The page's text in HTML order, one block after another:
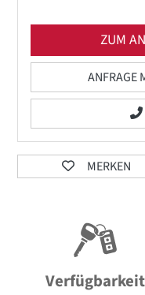
ZUM
ANFRAGE
MERKEN
Verfügbarkeit